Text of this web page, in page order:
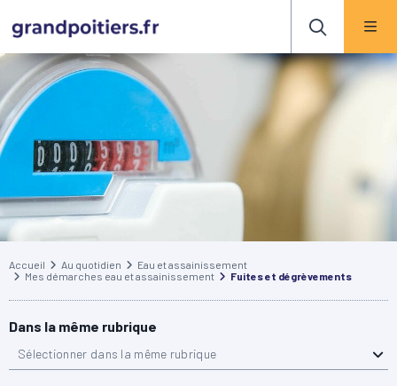
Accueil Au quotidien
Eau et assainissement
Mes démarches eau et assainissement
Fuites et dégrèvements
Dans la même rubrique
Sélectionner dans la même rubrique